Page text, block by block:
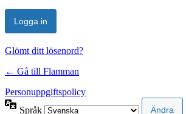
Glömt ditt lösenord?
← Gå till Flamman
Personuppgiftspolicy
Språk